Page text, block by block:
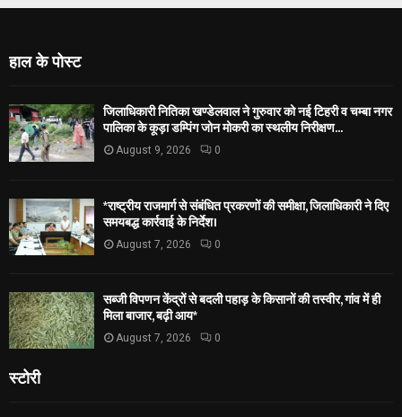
हाल के पोस्ट
जिलाधिकारी नितिका खण्डेलवाल ने गुरुवार को नई टिहरी व चम्बा नगर
पालिका के कूड़ा डम्पिंग जोन मोकरी का स्थलीय निरीक्षण...
August 9, 2026 0
*राष्ट्रीय राजमार्ग से संबंधित प्रकरणों की समीक्षा, जिलाधिकारी ने दिए
समयबद्ध कार्रवाई के निर्देश।
August 7, 2026 0
सब्जी विपणन केंद्रों से बदली पहाड़ के किसानों की तस्वीर, गांव में ही
मिला बाजार, बढ़ी आय*
August 7, 2026 0
स्टोरी